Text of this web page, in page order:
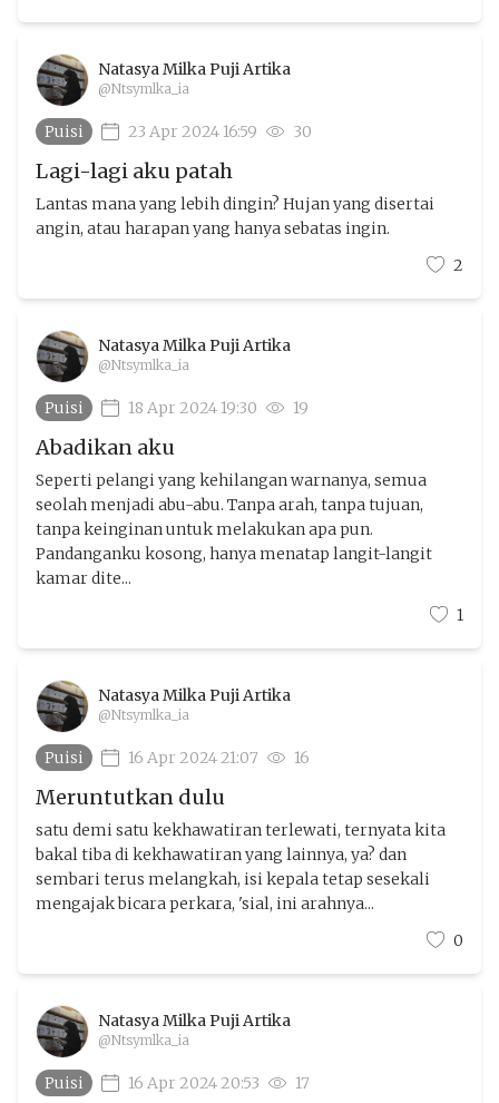
Natasya Milka Puji Artika
@Ntsymlka_ia
Puisi 23 Apr 2024 16:59 30
Lagi-lagi aku patah
Lantas mana yang lebih dingin? Hujan yang disertai
angin, atau harapan yang hanya sebatas ingin.
2
Natasya Milka Puji Artika
@Ntsymlka_ia
Puisi 18 Apr 2024 19:30 19
Abadikan aku
Seperti pelangi yang kehilangan warnanya, semua
seolah menjadi abu-abu. Tanpa arah, tanpa tujuan,
tanpa keinginan untuk melakukan apa pun.
Pandanganku kosong, hanya menatap langit-langit
kamar dite...
1
Natasya Milka Puji Artika
@Ntsymlka_ia
Puisi 16 Apr 2024 21:07 16
Meruntutkan dulu
satu demi satu kekhawatiran terlewati, ternyata kita
bakal tiba di kekhawatiran yang lainnya, ya? dan
sembari terus melangkah, isi kepala tetap sesekali
mengajak bicara perkara, 'sial, ini arahnya...
0
Natasya Milka Puji Artika
@Ntsymlka_ia
Puisi 16 Apr 2024 20:53 17